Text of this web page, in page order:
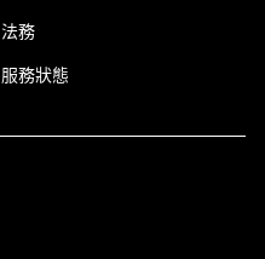
法務
服務狀態